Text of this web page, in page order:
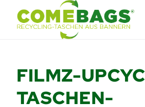
FILMZ-
TASCHEN-